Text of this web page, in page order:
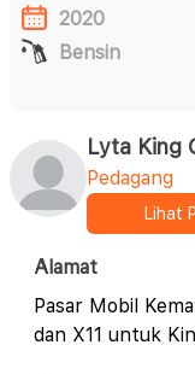
2020
Bensin
Lyta King
Pedagang
Lihat
Alamat
Pasar Mobil
dan X11 untuk